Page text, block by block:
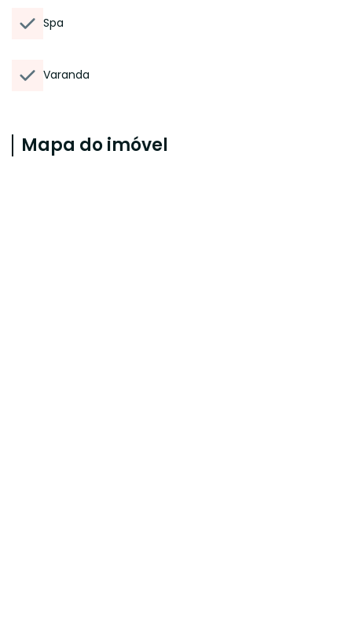
Spa
Varanda
Mapa do imóvel